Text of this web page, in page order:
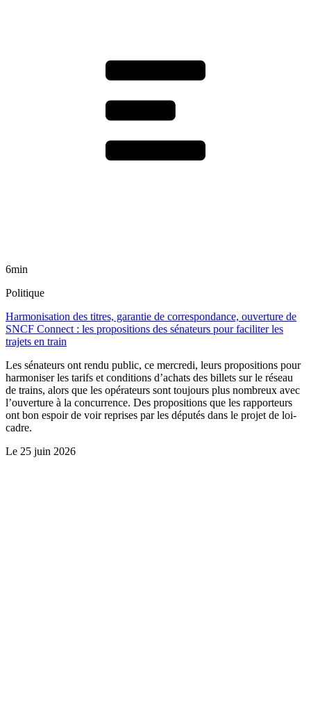
6min
Politique
Harmonisation des titres, garantie de correspondance, ouverture de
SNCF Connect : les propositions des sénateurs pour faciliter les
trajets en train
Les sénateurs ont rendu public, ce mercredi, leurs propositions pour
harmoniser les tarifs et conditions d’achats des billets sur le réseau
de trains, alors que les opérateurs sont toujours plus nombreux avec
l’ouverture à la concurrence. Des propositions que les rapporteurs
ont bon espoir de voir reprises par les députés dans le projet de loi-
cadre.
Le 25 juin 2026